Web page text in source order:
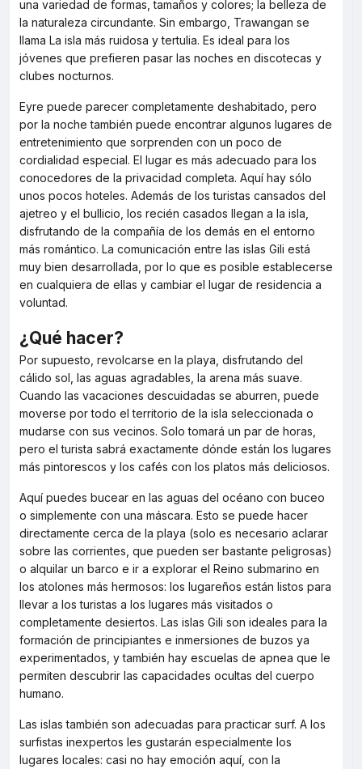
una variedad de formas, tamaños y colores; la belleza de
la naturaleza circundante. Sin embargo, Trawangan se
llama La isla más ruidosa y tertulia. Es ideal para los
jóvenes que prefieren pasar las noches en discotecas y
clubes nocturnos.
Eyre puede parecer completamente deshabitado, pero
por la noche también puede encontrar algunos lugares de
entretenimiento que sorprenden con un poco de
cordialidad especial. El lugar es más adecuado para los
conocedores de la privacidad completa. Aquí hay sólo
unos pocos hoteles. Además de los turistas cansados del
ajetreo y el bullicio, los recién casados llegan a la isla,
disfrutando de la compañía de los demás en el entorno
más romántico. La comunicación entre las islas Gili está
muy bien desarrollada, por lo que es posible establecerse
en cualquiera de ellas y cambiar el lugar de residencia a
voluntad.
¿Qué hacer?
Por supuesto, revolcarse en la playa, disfrutando del
cálido sol, las aguas agradables, la arena más suave.
Cuando las vacaciones descuidadas se aburren, puede
moverse por todo el territorio de la isla seleccionada o
mudarse con sus vecinos. Solo tomará un par de horas,
pero el turista sabrá exactamente dónde están los lugares
más pintorescos y los cafés con los platos más deliciosos.
Aquí puedes bucear en las aguas del océano con buceo
o simplemente con una máscara. Esto se puede hacer
directamente cerca de la playa (solo es necesario aclarar
sobre las corrientes, que pueden ser bastante peligrosas)
o alquilar un barco e ir a explorar el Reino submarino en
los atolones más hermosos: los lugareños están listos para
llevar a los turistas a los lugares más visitados o
completamente desiertos. Las islas Gili son ideales para la
formación de principiantes e inmersiones de buzos ya
experimentados, y también hay escuelas de apnea que le
permiten descubrir las capacidades ocultas del cuerpo
humano.
Las islas también son adecuadas para practicar surf. A los
surfistas inexpertos les gustarán especialmente los
lugares locales: casi no hay emoción aquí, con la